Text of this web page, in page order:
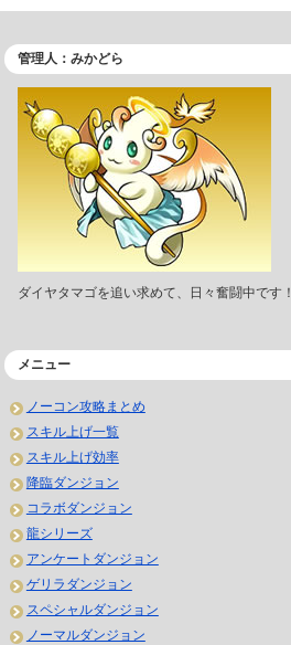
管理人：みかどら
ダイヤタマゴを追い求めて、日々奮闘中です！
メニュー
ノーコン攻略まとめ
スキル上げ一覧
スキル上げ効率
降臨ダンジョン
コラボダンジョン
龍シリーズ
アンケートダンジョン
ゲリラダンジョン
スペシャルダンジョン
ノーマルダンジョン